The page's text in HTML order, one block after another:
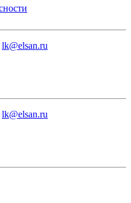
lk@elsan.ru
lk@elsan.ru